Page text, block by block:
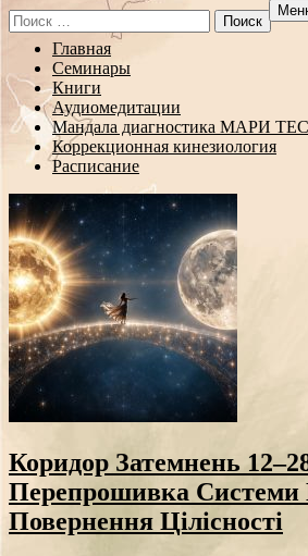
Search
for:
Перейти
содержанию
Главная
Семинары
Книги
Аудиомедитации
Мандала диагностика МАРИ
Коррекционная кинезиология
Расписание
Коридор Затемнень
Перепрошивка Системи
Повернення Цілісності